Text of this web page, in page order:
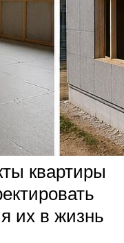
квартиры
их в жизнь